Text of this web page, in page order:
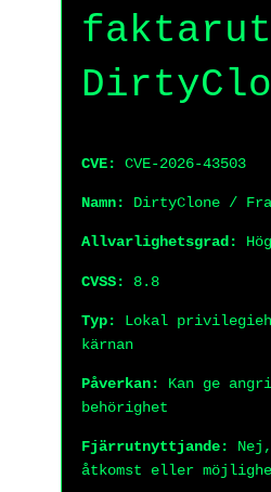
CVE: CVE-2026-43503
Namn: DirtyClone /
Allvarlighetsgrad: Hög
CVSS: 8.8
Typ:
Lokal
kärnan
Påverkan:
Kan ge
behörighet
Fjärrutnyttjande:
åtkomst eller